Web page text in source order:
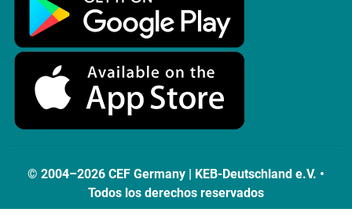
© 2004–2026 CEF Germany | KEB-Deutschland e.V. •
Todos los derechos reservados